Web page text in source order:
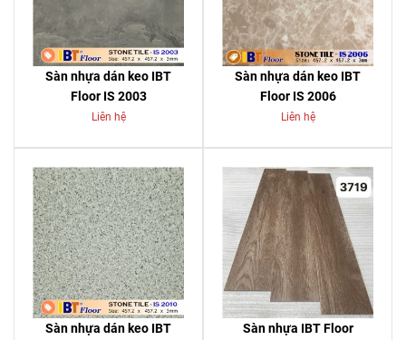
Sàn nhựa dán keo IBT
Floor IS 2003
Liên hệ
Sàn nhựa dán keo IBT
Floor IS 2006
Liên hệ
Sàn nhựa dán keo IBT
Sàn nhựa IBT Floor